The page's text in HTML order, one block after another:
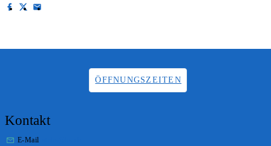
ÖFFNUNGSZEITEN
Kontakt
E-Mail